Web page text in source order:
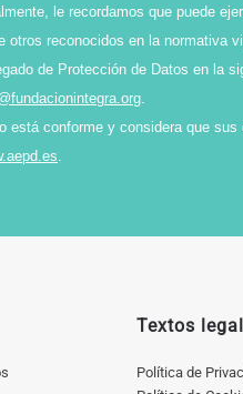
le recordamos que puede
otros reconocidos en la normativa
de Protección de Datos en la
está conforme y considera que
Textos
Política de